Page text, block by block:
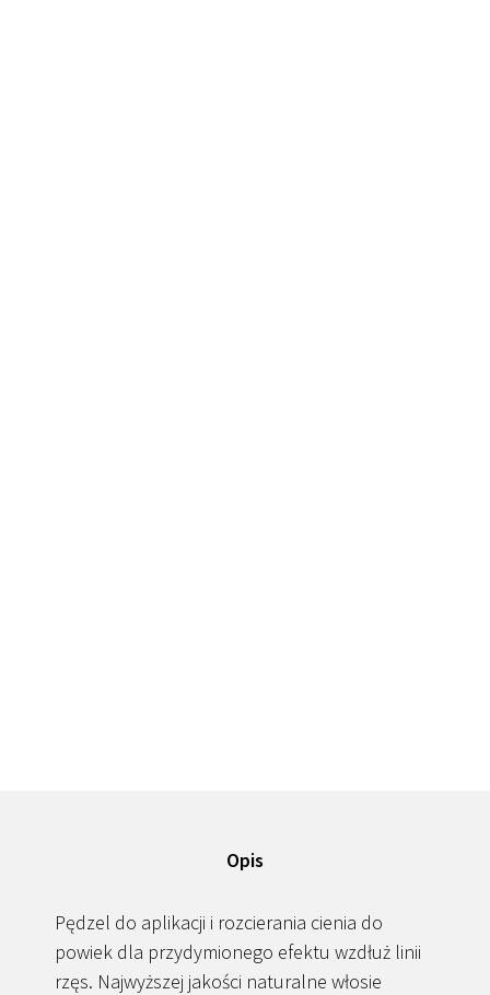
Opis
Pędzel do aplikacji i rozcierania cienia do
powiek dla przydymionego efektu wzdłuż linii
rzęs. Najwyższej jakości naturalne włosie